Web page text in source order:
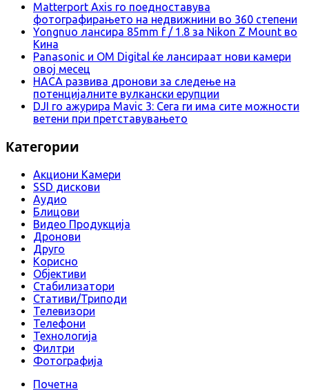
Matterport Axis го поедноставува
фотографирањето на недвижнини во 360 степени
Yongnuo лансира 85mm f / 1.8 за Nikon Z Mount во
Кина
Panasonic и OM Digital ќе лансираат нови камери
овој месец
НАСА развива дронови за следење на
потенцијалните вулкански ерупции
DJI го ажурира Mavic 3: Сега ги има сите можности
ветени при претставувањето
Категории
Aкциони Камери
SSD дискови
Аудио
Блицови
Видео Продукција
Дронови
Друго
Корисно
Објективи
Стабилизатори
Стативи/Триподи
Телевизори
Телефони
Технологија
Филтри
Фотографија
Почетна